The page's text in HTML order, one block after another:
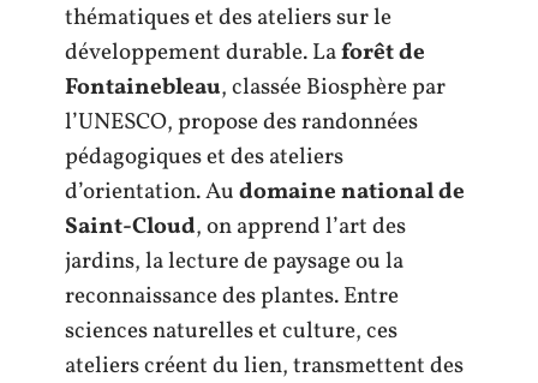
thématiques et des ateliers sur le
développement durable. Laforêt de
Fontainebleau, classée Biosphère par
l’UNESCO, propose des randonnées
pédagogiques et des ateliers
d’orientation. Audomaine national de
Saint-Cloud, on apprend l’art des
jardins, la lecture de paysage ou la
reconnaissance des plantes. Entre
sciences naturelles et culture, ces
ateliers créent du lien, transmettent des